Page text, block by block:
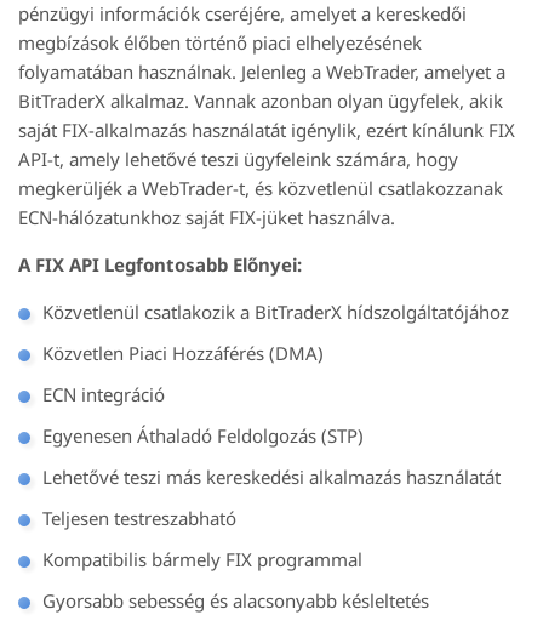
pénzügyi információk cseréjére, amelyet a kereskedői
megbízások élőben történő piaci elhelyezésének
folyamatában használnak. Jelenleg a WebTrader, amelyet a
BitTraderX alkalmaz. Vannak azonban olyan ügyfelek, akik
saját FIX-alkalmazás használatát igénylik, ezért kínálunk FIX
API-t, amely lehetővé teszi ügyfeleink számára, hogy
megkerüljék a WebTrader-t, és közvetlenül csatlakozzanak
ECN-hálózatunkhoz saját FIX-jüket használva.
A FIX API Legfontosabb Előnyei:
Közvetlenül csatlakozik a BitTraderX hídszolgáltatójához
Közvetlen Piaci Hozzáférés (DMA)
ECN integráció
Egyenesen Áthaladó Feldolgozás (STP)
Lehetővé teszi más kereskedési alkalmazás használatát
Teljesen testreszabható
Kompatibilis bármely FIX programmal
Gyorsabb sebesség és alacsonyabb késleltetés